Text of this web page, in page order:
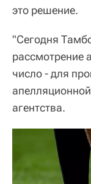
это решение.
"Сегодня
рассмотрение
число - для
агентства.